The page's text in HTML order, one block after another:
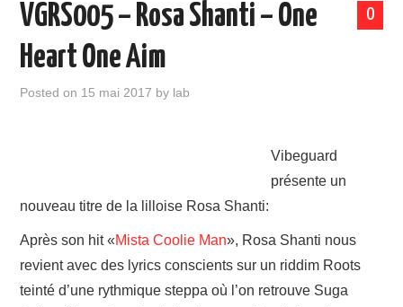
NEWS
LINKS
0
VGRS005 – Rosa Shanti – One
Heart One Aim
Posted on 15 mai 2017 by lab
Vibeguard
présente un
nouveau titre de la lilloise Rosa Shanti:
Après son hit «Mista Coolie Man», Rosa Shanti nous
revient avec des lyrics conscients sur un riddim Roots
teinté d’une rythmique steppa où l’on retrouve Suga